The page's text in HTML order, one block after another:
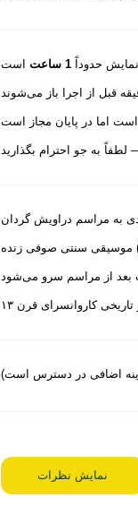
حدوداً 1 ساعت
به مراسم دراویش گردان
بعد از مراسم سرو می‌شود
کاروانسرای قرن ۱۳
اضافی در دسترس است)
نمایش نظرات